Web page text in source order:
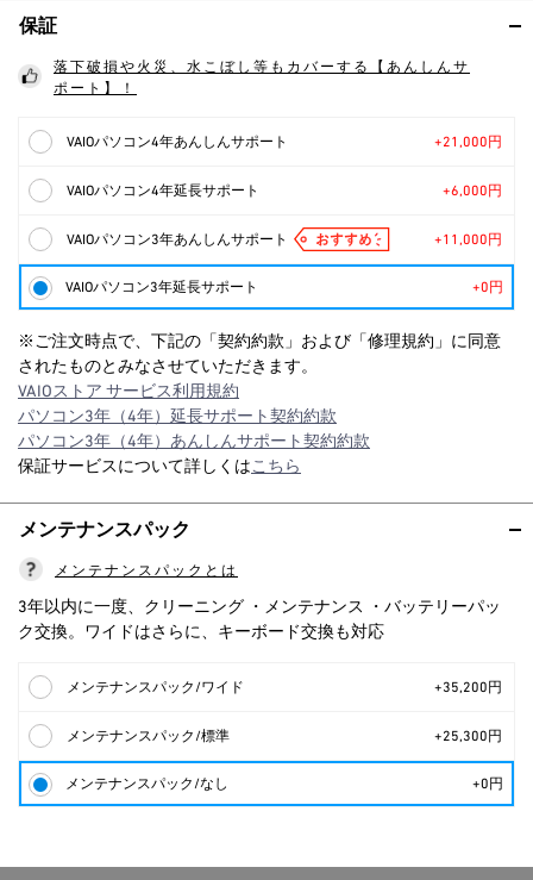
保証
落下破損や火災、水こぼし等もカバーする【あんしんサ
ポート】！
VAIOパソコン4年あんしんサポート +21,000円
VAIOパソコン4年延長サポート +6,000円
VAIOパソコン3年あんしんサポート +11,000円
VAIOパソコン3年延長サポート +0円
※ご注文時点で、下記の「契約約款」および「修理規約」に同意
されたものとみなさせていただきます。
VAIOストア サービス利用規約
パソコン3年（4年）延長サポート契約約款
パソコン3年（4年）あんしんサポート契約約款
保証サービスについて詳しくはこちら
メンテナンスパック
メンテナンスパックとは
3年以内に一度、クリーニング ・メンテナンス ・バッテリーパッ
ク交換。ワイドはさらに、キーボード交換も対応
メンテナンスパック/ワイド +35,200円
メンテナンスパック/標準 +25,300円
メンテナンスパック/なし +0円